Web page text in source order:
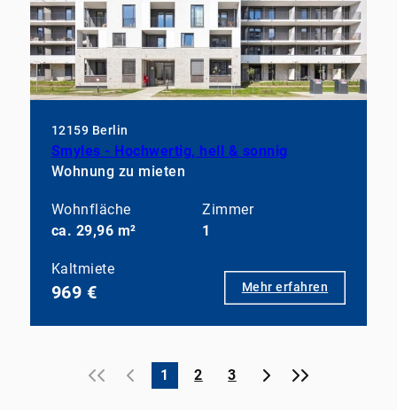
12159 Berlin
Smyles - Hochwertig, hell & sonnig
Wohnung zu mieten
Wohnfläche
ca. 29,96 m²
Zimmer
1
Kaltmiete
969 € Mehr erfahren
« ‹ 1 2 3 › »